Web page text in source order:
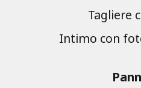
Tagliere
Intimo con